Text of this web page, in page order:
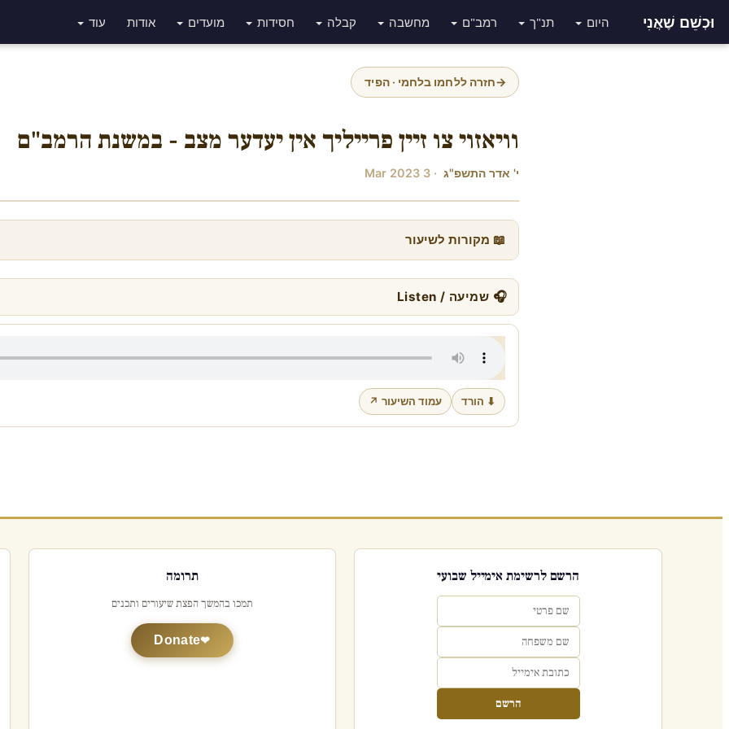
וּכְשֵׁם שֶׁאֲנִי היום תנ"ך רמב"ם מחשבה קבלה חסידות מועדים אודות עוד
→חזרה ללחמו בלחמי · הפיד
וויאזוי צו זיין פרייליך אין יעדער מצב - במשנת הרמב"ם
י' אדר התשפ"ג · 3 Mar 2023
📖 מקורות לשיעור
🎧 שמיעה / Listen
⬇ הורד עמוד השיעור ↗
הרשם לרשימת אימייל שבועי
הרשם
תרומה
תמכו בהמשך הפצת שיעורים ותכנים
Donate